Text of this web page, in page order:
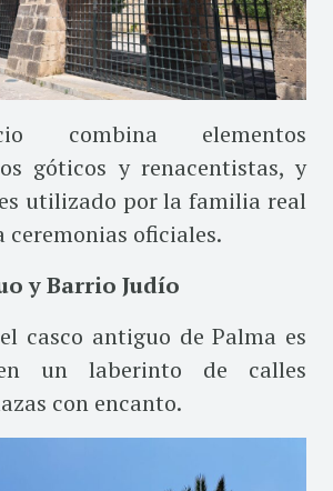
combina elementos
góticos y renacentistas, y
utilizado por la familia real
ceremonias oficiales.
y Barrio Judío
casco antiguo de Palma es
un laberinto de calles
con encanto.